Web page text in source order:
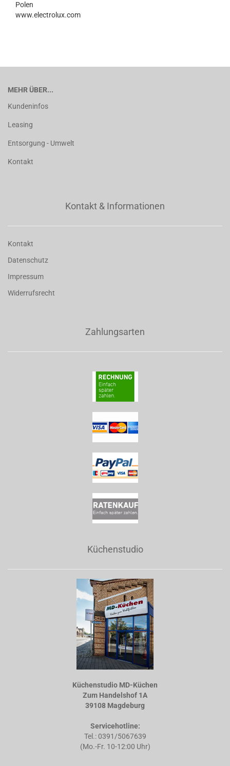
Polen
www.electrolux.com
MEHR ÜBER...
Kundeninfos
Leasing
Entsorgung - Umwelt
Kontakt
Kontakt & Informationen
Kontakt
Datenschutz
Impressum
Widerrufsrecht
Zahlungsarten
Küchenstudio
Küchenstudio MD-Küchen
Zum Handelshof 1A
39108 Magdeburg
Servicehotline:
Tel.: 0391/5067639
(Mo.-Fr. 10-12:00 Uhr)